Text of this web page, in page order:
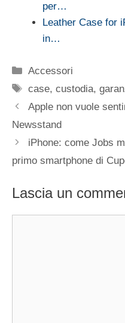
per…
Leather Case for
in…
Categorie
Accessori
Tag
case,custodia,
Apple non vuole
Newsstand
iPhone: come Jobs
primo smartphone di
Lascia un